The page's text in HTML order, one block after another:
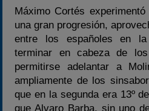
Máximo Cortés
una gran progresión,
entre los españoles en
terminar en cabeza de
permitirse adelantar a
ampliamente de los
que en la segunda era 13º
que Alvaro Barba, sin uno